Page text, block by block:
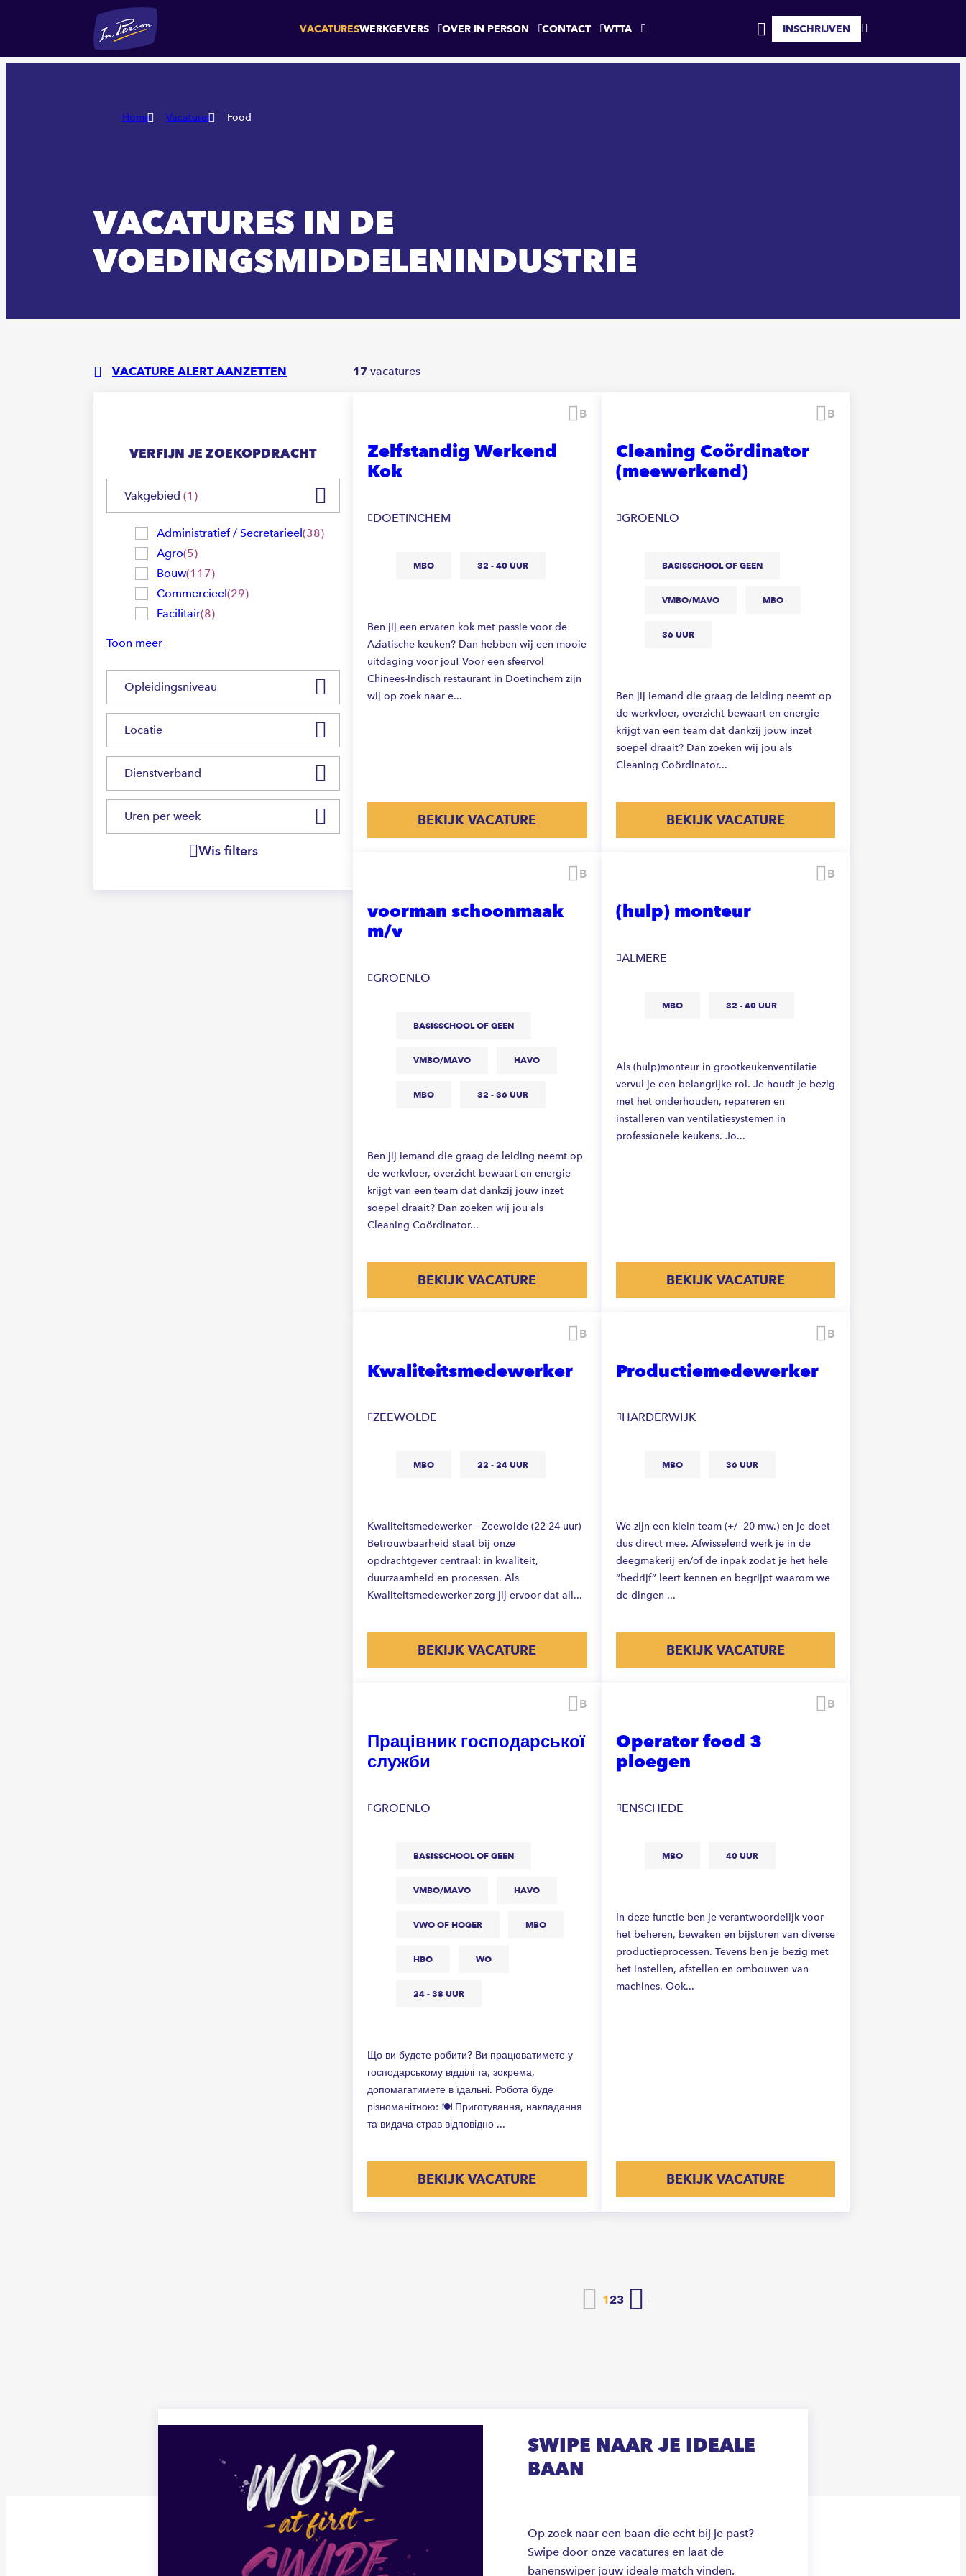
VACATURESWERKGEVERS OVER IN PERSON CONTACT WTTA
MIJN
INSCHRIJVEN
Home Vacatures Food
VACATURES IN DE
VOEDINGSMIDDELENINDUSTRIE
VACATURE ALERT AANZETTEN
VERFIJN JE ZOEKOPDRACHT
Vakgebied 1
Administratief / Secretarieel 38
Agro 5
Bouw 117
Commercieel 29
Facilitair 8
Toon meer
Opleidingsniveau
Locatie
Dienstverband
Uren per week
Wis filters
17 vacatures
Zelfstandig Werkend
Kok
DOETINCHEM
MBO 32 - 40 UUR
Ben jij een ervaren kok met passie voor de
Aziatische keuken? Dan hebben wij een mooie
uitdaging voor jou! Voor een sfeervol
Chinees-Indisch restaurant in Doetinchem zijn
wij op zoek naar e...
BEKIJK VACATURE
Bewaren
Cleaning Coördinator
(meewerkend)
GROENLO
BASISSCHOOL OF GEEN
VMBO/MAVO MBO
36 UUR
Ben jij iemand die graag de leiding neemt op
de werkvloer, overzicht bewaart en energie
krijgt van een team dat dankzij jouw inzet
soepel draait? Dan zoeken wij jou als
Cleaning Coördinator...
BEKIJK VACATURE
Bewaren
voorman schoonmaak
m/v
GROENLO
BASISSCHOOL OF GEEN
VMBO/MAVO HAVO
MBO 32 - 36 UUR
Ben jij iemand die graag de leiding neemt op
de werkvloer, overzicht bewaart en energie
krijgt van een team dat dankzij jouw inzet
soepel draait? Dan zoeken wij jou als
Cleaning Coördinator...
BEKIJK VACATURE
Bewaren
(hulp) monteur
ALMERE
MBO 32 - 40 UUR
Als (hulp)monteur in grootkeukenventilatie
vervul je een belangrijke rol. Je houdt je bezig
met het onderhouden, repareren en
installeren van ventilatiesystemen in
professionele keukens. Jo...
BEKIJK VACATURE
Bewaren
Kwaliteitsmedewerker
ZEEWOLDE
MBO 22 - 24 UUR
Kwaliteitsmedewerker – Zeewolde (22-24 uur)
Betrouwbaarheid staat bij onze
opdrachtgever centraal: in kwaliteit,
duurzaamheid en processen. Als
Kwaliteitsmedewerker zorg jij ervoor dat all...
BEKIJK VACATURE
Bewaren
Productiemedewerker
HARDERWIJK
MBO 36 UUR
We zijn een klein team (+/- 20 mw.) en je doet
dus direct mee. Afwisselend werk je in de
deegmakerij en/of de inpak zodat je het hele
“bedrijf” leert kennen en begrijpt waarom we
de dingen ...
BEKIJK VACATURE
Bewaren
Працівник господарської
служби
GROENLO
BASISSCHOOL OF GEEN
VMBO/MAVO HAVO
VWO OF HOGER MBO
HBO WO
24 - 38 UUR
Що ви будете робити? Ви працюватимете у
господарському відділі та, зокрема,
допомагатимете в їдальні. Робота буде
різноманітною: 🍽️ Приготування, накладання
та видача страв відповідно ...
BEKIJK VACATURE
Bewaren
Operator food 3
ploegen
ENSCHEDE
MBO 40 UUR
In deze functie ben je verantwoordelijk voor
het beheren, bewaken en bijsturen van diverse
productieprocessen. Tevens ben je bezig met
het instellen, afstellen en ombouwen van
machines. Ook...
BEKIJK VACATURE
Bewaren
Vorige
123
SWIPE NAAR JE IDEALE
BAAN
Op zoek naar een baan die echt bij je past?
Swipe door onze vacatures en laat de
banenswiper jouw ideale match vinden.